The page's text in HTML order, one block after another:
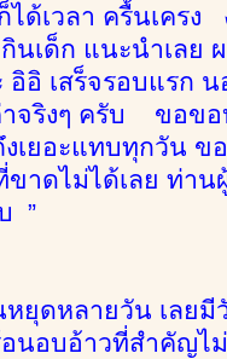
ได้เวลา ครื้นเคร
เด็ก แนะนำเลย ผ
อิอิ เสร็จรอบแรก
จริงๆ ครับ ขอข
งเยอะแทบทุกวัน
ขาดไม่ได้เลย ท่า
”
ยุดหลายวัน เลยมี
นอบอ้าวที่สำคัญไม่